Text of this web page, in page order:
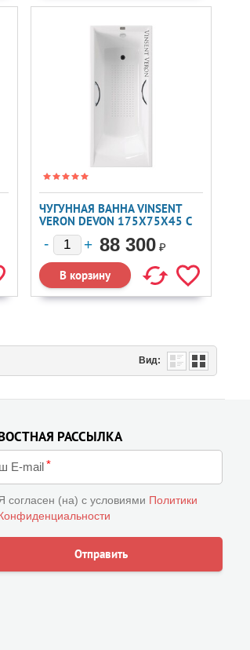
ЧУГУННАЯ ВАННА VINSENT
VERON DEVON 175X75X45 С
ХРОМИРОВАННЫМИ
РУЧКАМИ И А/П88 300 ₽
Вид:
РАССЫЛКА
согласен (на) с условиями Политики